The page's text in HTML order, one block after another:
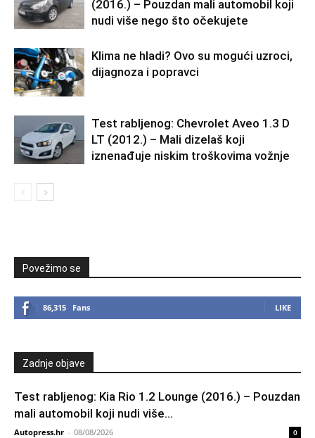
(2016.) – Pouzdan mali automobil koji
nudi više nego što očekujete
Klima ne hladi? Ovo su mogući uzroci,
dijagnoza i popravci
Test rabljenog: Chevrolet Aveo 1.3 D
LT (2012.) – Mali dizelaš koji
iznenađuje niskim troškovima vožnje
Povežimo se
86,315 Fans LIKE
Zadnje objave
Test rabljenog: Kia Rio 1.2 Lounge (2016.) – Pouzdan
mali automobil koji nudi više...
Autopress.hr - 08/08/2026 0